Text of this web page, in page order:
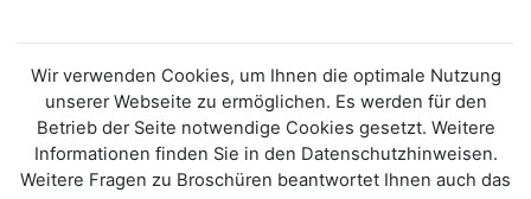
Wir verwenden Cookies, um Ihnen die optimale Nutzung
unserer Webseite zu ermöglichen. Es werden für den
Betrieb der Seite notwendige Cookies gesetzt. Weitere
Informationen finden Sie in den Datenschutzhinweisen.
Weitere Fragen zu Broschüren beantwortet Ihnen auch das